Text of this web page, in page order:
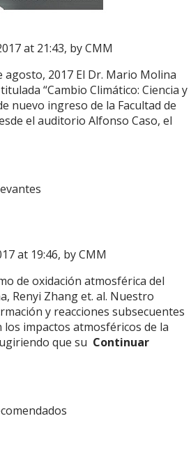
at 21:43, byCMM
agosto, 2017 El Dr. Mario Molina
“Cambio Climático: Ciencia y
nuevo ingreso de la Facultad de
el auditorio Alfonso Caso, el
at 19:46, byCMM
de oxidación atmosférica del
Renyi Zhang et. al. Nuestro
y reacciones subsecuentes
impactos atmosféricos de la
que su Continuar